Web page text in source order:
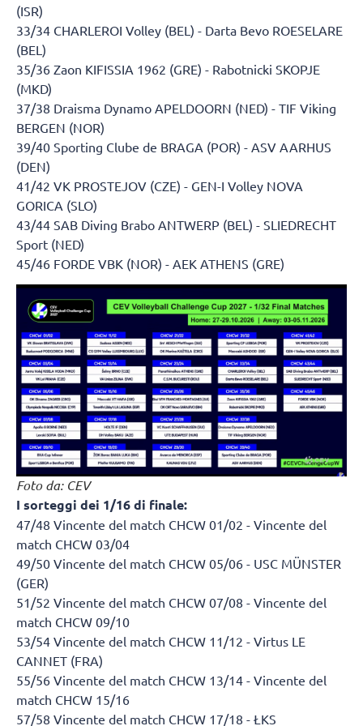
(ISR)
33/34 CHARLEROI Volley (BEL) - Darta Bevo ROESELARE
(BEL)
35/36 Zaon KIFISSIA 1962 (GRE) - Rabotnicki SKOPJE
(MKD)
37/38 Draisma Dynamo APELDOORN (NED) - TIF Viking
BERGEN (NOR)
39/40 Sporting Clube de BRAGA (POR) - ASV AARHUS
(DEN)
41/42 VK PROSTEJOV (CZE) - GEN-I Volley NOVA
GORICA (SLO)
43/44 SAB Diving Brabo ANTWERP (BEL) - SLIEDRECHT
Sport (NED)
45/46 FORDE VBK (NOR) - AEK ATHENS (GRE)
Foto da: CEV
I sorteggi dei 1/16 di finale:
47/48 Vincente del match CHCW 01/02 - Vincente del
match CHCW 03/04
49/50 Vincente del match CHCW 05/06 - USC MÜNSTER
(GER)
51/52 Vincente del match CHCW 07/08 - Vincente del
match CHCW 09/10
53/54 Vincente del match CHCW 11/12 - Virtus LE
CANNET (FRA)
55/56 Vincente del match CHCW 13/14 - Vincente del
match CHCW 15/16
57/58 Vincente del match CHCW 17/18 - ŁKS